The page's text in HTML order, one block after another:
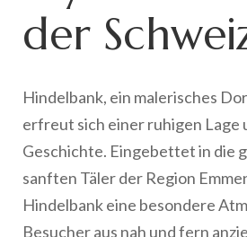
der
Hindelbank, ein malerisches
erfreut sich einer ruhigen Lage
Geschichte. Eingebettet in die
sanften Täler der Region
Hindelbank eine besondere
Besucher aus nah und fern